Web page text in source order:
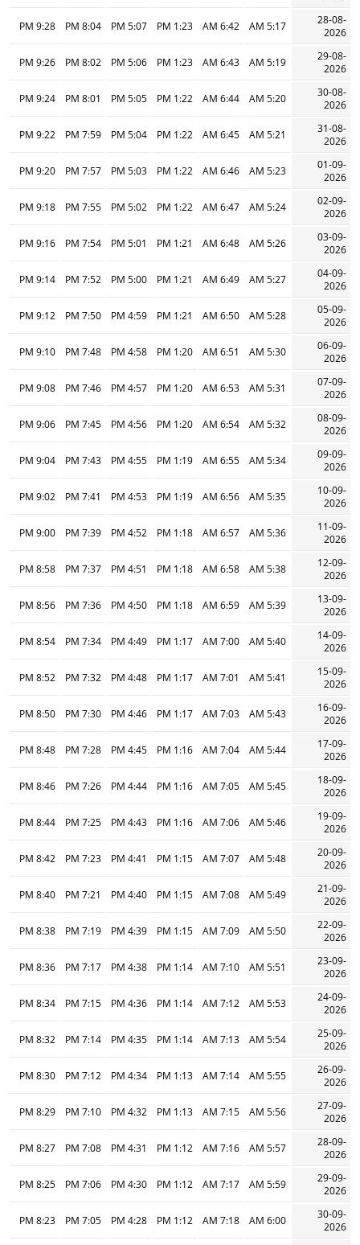
28-08-
2026
5:17 AM
6:42 AM
1:23 PM
5:07 PM
8:04 PM
9:28 PM
29-08-
2026
5:19 AM
6:43 AM
1:23 PM
5:06 PM
8:02 PM
9:26 PM
30-08-
2026
5:20 AM
6:44 AM
1:22 PM
5:05 PM
8:01 PM
9:24 PM
31-08-
2026
5:21 AM
6:45 AM
1:22 PM
5:04 PM
7:59 PM
9:22 PM
01-09-
2026
5:23 AM
6:46 AM
1:22 PM
5:03 PM
7:57 PM
9:20 PM
02-09-
2026
5:24 AM
6:47 AM
1:22 PM
5:02 PM
7:55 PM
9:18 PM
03-09-
2026
5:26 AM
6:48 AM
1:21 PM
5:01 PM
7:54 PM
9:16 PM
04-09-
2026
5:27 AM
6:49 AM
1:21 PM
5:00 PM
7:52 PM
9:14 PM
05-09-
2026
5:28 AM
6:50 AM
1:21 PM
4:59 PM
7:50 PM
9:12 PM
06-09-
2026
5:30 AM
6:51 AM
1:20 PM
4:58 PM
7:48 PM
9:10 PM
07-09-
2026
5:31 AM
6:53 AM
1:20 PM
4:57 PM
7:46 PM
9:08 PM
08-09-
2026
5:32 AM
6:54 AM
1:20 PM
4:56 PM
7:45 PM
9:06 PM
09-09-
2026
5:34 AM
6:55 AM
1:19 PM
4:55 PM
7:43 PM
9:04 PM
10-09-
2026
5:35 AM
6:56 AM
1:19 PM
4:53 PM
7:41 PM
9:02 PM
11-09-
2026
5:36 AM
6:57 AM
1:18 PM
4:52 PM
7:39 PM
9:00 PM
12-09-
2026
5:38 AM
6:58 AM
1:18 PM
4:51 PM
7:37 PM
8:58 PM
13-09-
2026
5:39 AM
6:59 AM
1:18 PM
4:50 PM
7:36 PM
8:56 PM
14-09-
2026
5:40 AM
7:00 AM
1:17 PM
4:49 PM
7:34 PM
8:54 PM
15-09-
2026
5:41 AM
7:01 AM
1:17 PM
4:48 PM
7:32 PM
8:52 PM
16-09-
2026
5:43 AM
7:03 AM
1:17 PM
4:46 PM
7:30 PM
8:50 PM
17-09-
2026
5:44 AM
7:04 AM
1:16 PM
4:45 PM
7:28 PM
8:48 PM
18-09-
2026
5:45 AM
7:05 AM
1:16 PM
4:44 PM
7:26 PM
8:46 PM
19-09-
2026
5:46 AM
7:06 AM
1:16 PM
4:43 PM
7:25 PM
8:44 PM
20-09-
2026
5:48 AM
7:07 AM
1:15 PM
4:41 PM
7:23 PM
8:42 PM
21-09-
2026
5:49 AM
7:08 AM
1:15 PM
4:40 PM
7:21 PM
8:40 PM
22-09-
2026
5:50 AM
7:09 AM
1:15 PM
4:39 PM
7:19 PM
8:38 PM
23-09-
2026
5:51 AM
7:10 AM
1:14 PM
4:38 PM
7:17 PM
8:36 PM
24-09-
2026
5:53 AM
7:12 AM
1:14 PM
4:36 PM
7:15 PM
8:34 PM
25-09-
2026
5:54 AM
7:13 AM
1:14 PM
4:35 PM
7:14 PM
8:32 PM
26-09-
2026
5:55 AM
7:14 AM
1:13 PM
4:34 PM
7:12 PM
8:30 PM
27-09-
2026
5:56 AM
7:15 AM
1:13 PM
4:32 PM
7:10 PM
8:29 PM
28-09-
2026
5:57 AM
7:16 AM
1:12 PM
4:31 PM
7:08 PM
8:27 PM
29-09-
2026
5:59 AM
7:17 AM
1:12 PM
4:30 PM
7:06 PM
8:25 PM
30-09-
2026
6:00 AM
7:18 AM
1:12 PM
4:28 PM
7:05 PM
8:23 PM